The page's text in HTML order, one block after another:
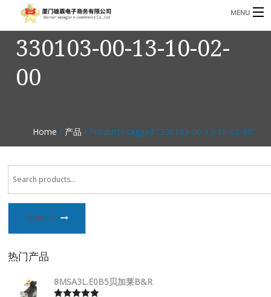
MENU
3221366881@qq.com Phone: +86 17750010683
首页
联系我们
330103-00-13-10-02-
00
Home / 产品 / Products tagged “330103-00-13-10-02-00”
SEARCH
热门产品
8MSA3L.E0B5贝加莱B&R